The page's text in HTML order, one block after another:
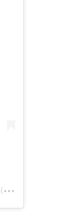
U
na publicación compartida por Chilango (@chilangocom)